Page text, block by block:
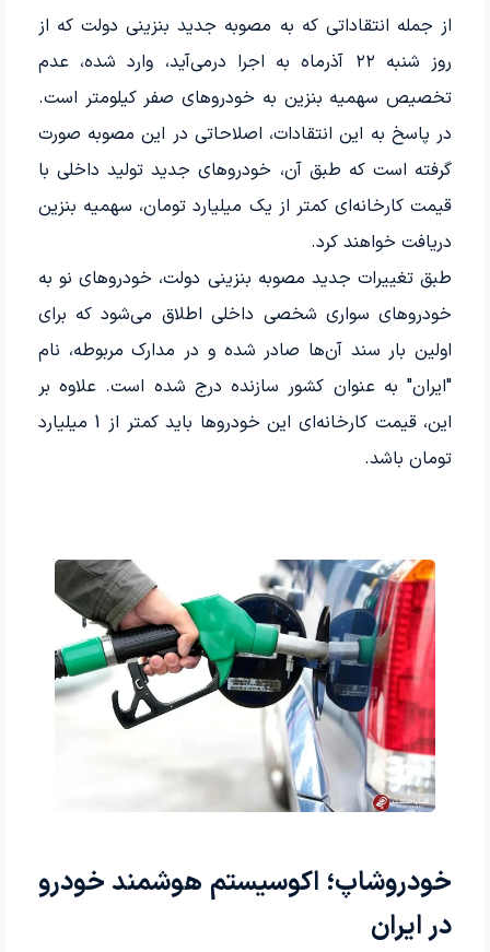
از جمله انتقاداتی که به مصوبه جدید بنزینی دولت که از
روز شنبه ۲۲ آذرماه به اجرا درمی‌آید، وارد شده، عدم
تخصیص سهمیه بنزین به خودروهای صفر کیلومتر است.
در پاسخ به این انتقادات، اصلاحاتی در این مصوبه صورت
گرفته است که طبق آن، خودروهای جدید تولید داخلی با
قیمت کارخانه‌ای کمتر از یک میلیارد تومان، سهمیه بنزین
دریافت خواهند کرد.
طبق تغییرات جدید مصوبه بنزینی دولت، خودروهای نو به
خودروهای سواری شخصی داخلی اطلاق می‌شود که برای
اولین بار سند آن‌ها صادر شده و در مدارک مربوطه، نام
"ایران" به عنوان کشور سازنده درج شده است. علاوه بر
این، قیمت کارخانه‌ای این خودروها باید کمتر از 1 میلیارد
تومان باشد.
خودروشاپ؛ اکوسیستم هوشمند خودرو
در ایران